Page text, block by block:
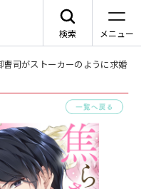
検索 メニュー
曹司がストーカーのように求婚